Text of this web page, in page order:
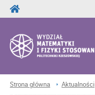
Strona główna Aktualności